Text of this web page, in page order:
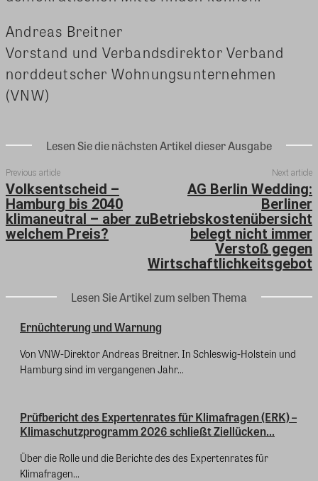
Andreas Breitner
Vorstand und Verbandsdirektor Verband
norddeutscher Wohnungsunternehmen
(VNW)
Lesen Sie die nächsten Artikel dieser Ausgabe
Previous article
Volksentscheid –
Hamburg bis 2040
klimaneutral – aber zu
welchem Preis?
Next article
AG Berlin Wedding:
Berliner
Betriebskostenübersicht
belegt nicht immer
Verstoß gegen
Wirtschaftlichkeitsgebot
Lesen Sie Artikel zum selben Thema
Ernüchterung und Warnung
Von VNW-Direktor Andreas Breitner. In Schleswig-Holstein und
Hamburg sind im vergangenen Jahr...
Prüfbericht des Expertenrates für Klimafragen (ERK) –
Klimaschutzprogramm 2026 schließt Ziellücken...
Über die Rolle und die Berichte des des Expertenrates für
Klimafragen...